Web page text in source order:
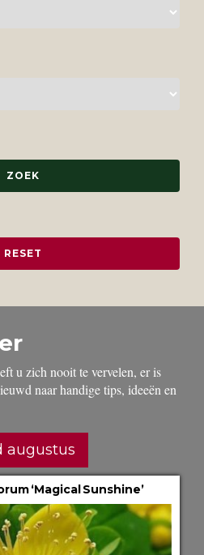
u zich nooit te vervelen, er is
naar handige tips, ideeën en
augustus
‘Magical Sunshine’